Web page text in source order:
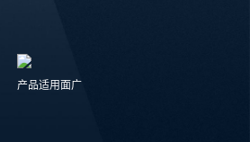
产品适用面广